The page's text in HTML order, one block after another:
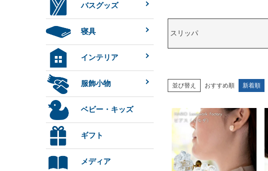
バスグッズ
寝具
インテリア
服飾小物
ベビー・キッズ
ギフト
メディア
スリッパ
並び替え おすすめ順 新着順